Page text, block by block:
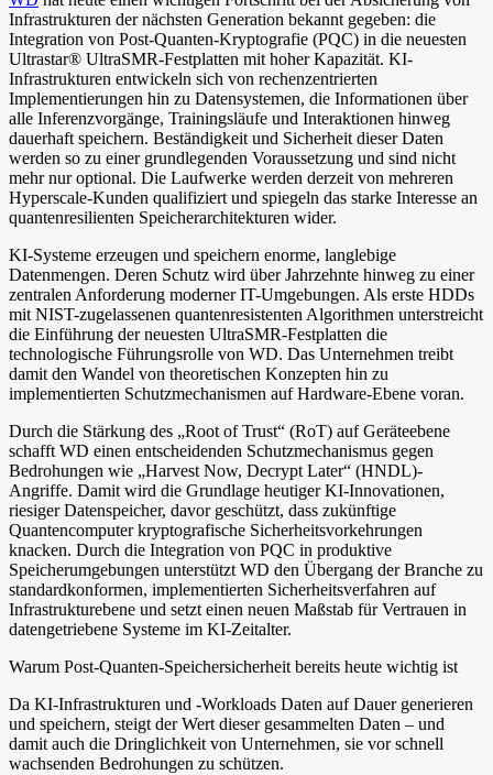
Infrastrukturen der nächsten Generation bekannt gegeben: die
Integration von Post-Quanten-Kryptografie (PQC) in die neuesten
Ultrastar® UltraSMR-Festplatten mit hoher Kapazität. KI-
Infrastrukturen entwickeln sich von rechenzentrierten
Implementierungen hin zu Datensystemen, die Informationen über
alle Inferenzvorgänge, Trainingsläufe und Interaktionen hinweg
dauerhaft speichern. Beständigkeit und Sicherheit dieser Daten
werden so zu einer grundlegenden Voraussetzung und sind nicht
mehr nur optional. Die Laufwerke werden derzeit von mehreren
Hyperscale-Kunden qualifiziert und spiegeln das starke Interesse an
quantenresilienten Speicherarchitekturen wider.
KI-Systeme erzeugen und speichern enorme, langlebige
Datenmengen. Deren Schutz wird über Jahrzehnte hinweg zu einer
zentralen Anforderung moderner IT-Umgebungen. Als erste HDDs
mit NIST-zugelassenen quantenresistenten Algorithmen unterstreicht
die Einführung der neuesten UltraSMR-Festplatten die
technologische Führungsrolle von WD. Das Unternehmen treibt
damit den Wandel von theoretischen Konzepten hin zu
implementierten Schutzmechanismen auf Hardware-Ebene voran.
Durch die Stärkung des „Root of Trust“ (RoT) auf Geräteebene
schafft WD einen entscheidenden Schutzmechanismus gegen
Bedrohungen wie „Harvest Now, Decrypt Later“ (HNDL)-
Angriffe. Damit wird die Grundlage heutiger KI-Innovationen,
riesiger Datenspeicher, davor geschützt, dass zukünftige
Quantencomputer kryptografische Sicherheitsvorkehrungen
knacken. Durch die Integration von PQC in produktive
Speicherumgebungen unterstützt WD den Übergang der Branche zu
standardkonformen, implementierten Sicherheitsverfahren auf
Infrastrukturebene und setzt einen neuen Maßstab für Vertrauen in
datengetriebene Systeme im KI-Zeitalter.
Warum Post-Quanten-Speichersicherheit bereits heute wichtig ist
Da KI-Infrastrukturen und -Workloads Daten auf Dauer generieren
und speichern, steigt der Wert dieser gesammelten Daten – und
damit auch die Dringlichkeit von Unternehmen, sie vor schnell
wachsenden Bedrohungen zu schützen.